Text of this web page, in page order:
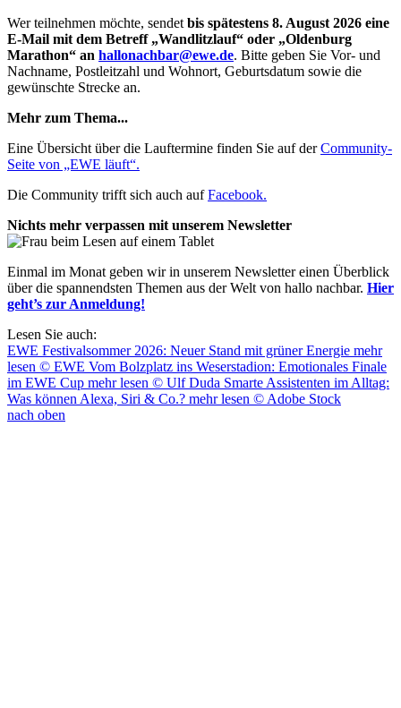
Wer teilnehmen möchte, sendet bis spätestens 8. August 2026 eine
E-Mail mit dem Betreff „Wandlitzlauf“ oder „Oldenburg
Marathon“ an hallonachbar@ewe.de. Bitte geben Sie Vor- und
Nachname, Postleitzahl und Wohnort, Geburtsdatum sowie die
gewünschte Strecke an.
Mehr zum Thema...
Eine Übersicht über die Lauftermine finden Sie auf derCommunity-
Seite von „EWE läuft“.
Die Community trifft sich auch aufFacebook.
Nichts mehr verpassen mit unserem Newsletter
Einmal im Monat geben wir in unserem Newsletter einen Überblick
über die spannendsten Themen aus der Welt von hallo nachbar. Hier
geht’s zur Anmeldung!
Lesen Sie auch:
EWE Festivalsommer 2026: Neuer Stand mit grüner Energie mehr
lesen © EWE Vom Bolzplatz ins Weserstadion: Emotionales Finale
im EWE Cup mehr lesen © Ulf Duda Smarte Assistenten im Alltag:
Was können Alexa, Siri & Co.? mehr lesen © Adobe Stock
nach oben